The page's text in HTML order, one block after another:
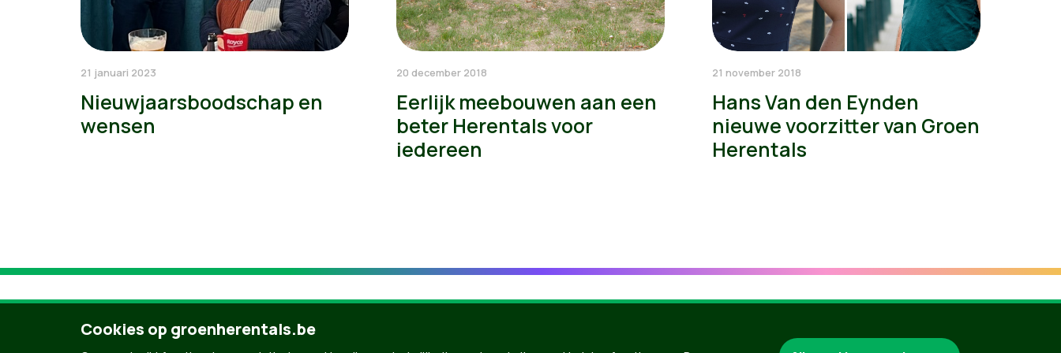
21 januari 2023
Nieuwjaarsboodschap en
wensen
20 december 2018
Eerlijk meebouwen aan een
beter Herentals voor
iedereen
21 november 2018
Hans Van den Eynden
nieuwe voorzitter van Groen
Herentals
Cookies op groenherentals.be